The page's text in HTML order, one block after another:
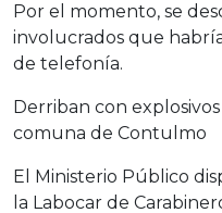
Por el momento, se
involucrados que
de telefonía.
Derriban con
comuna de Contulmo
El Ministerio Público
la Labocar de